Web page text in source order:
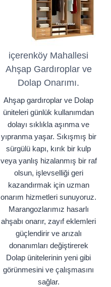
içerenköy Mahallesi
Ahşap Gardıroplar ve
Dolap Onarımı.
Ahşap gardıroplar ve Dolap
üniteleri günlük kullanımdan
dolayı sıklıkla aşınma ve
yıpranma yaşar. Sıkışmış bir
sürgülü kapı, kırık bir kulp
veya yanlış hizalanmış bir raf
olsun, işlevselliği geri
kazandırmak için uzman
onarım hizmetleri sunuyoruz.
Marangozlarımız hasarlı
ahşabı onarır, zayıf eklemleri
güçlendirir ve arızalı
donanımları değiştirerek
Dolap ünitelerinin yeni gibi
görünmesini ve çalışmasını
sağlar.